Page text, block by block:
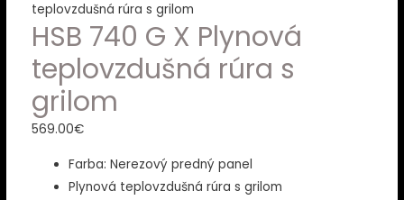
teplovzdušná rúra s grilom
HSB 740 G X Plynová
teplovzdušná rúra s
grilom
569.00€
Farba: Nerezový predný panel
Plynová teplovzdušná rúra s grilom